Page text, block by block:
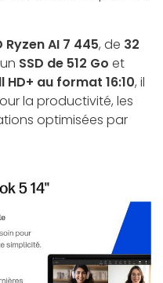
AI 7 445, de 32
SSD de 512 Go et
HD+ au format 16:10, il
la productivité, les
optimisées par